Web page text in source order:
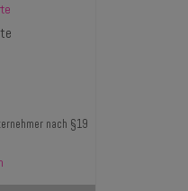
nach §19